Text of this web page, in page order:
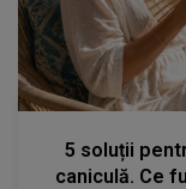
5 soluții
caniculă. Ce